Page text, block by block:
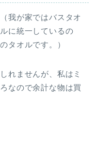
我が家ではバスタオ
に統一しているの
タオルです。）
れませんが、私はミ
なので余計な物は買